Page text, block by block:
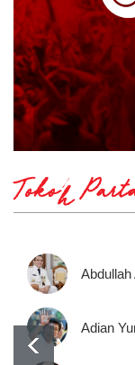
Tokoh
Abdullah
Adian